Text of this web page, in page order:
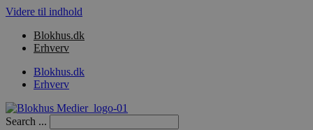
Videre til indhold
Blokhus.dk
Erhverv
Blokhus.dk
Erhverv
Search ...